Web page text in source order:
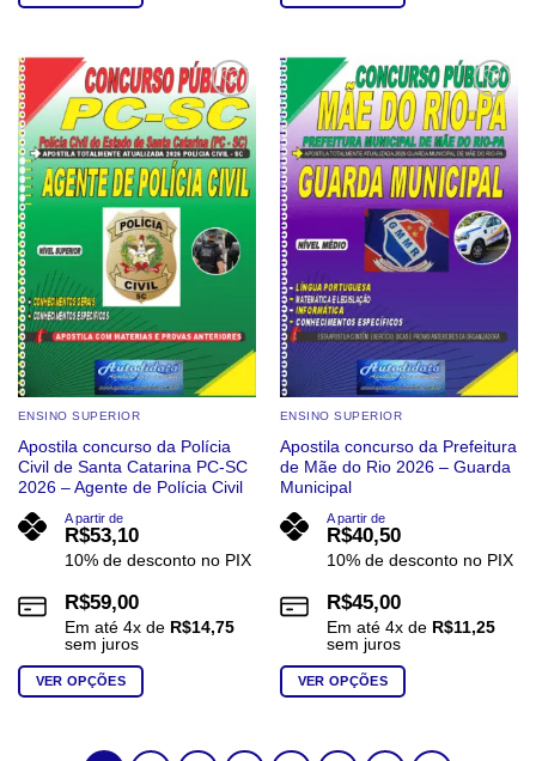
tem
várias
variantes.
As
opções
podem
ser
escolhidas
na
página
do
produto
tem
várias
variantes.
As
opções
podem
ser
escolhidas
na
página
do
produto
Add to
wishlist
ENSINO SUPERIOR
Apostila concurso da Polícia
Civil de Santa Catarina PC-SC
2026 – Agente de Polícia Civil
A partir de
R$53,10
10% de desconto no PIX
R$59,00
Em até 4x de R$14,75
sem juros
VER OPÇÕES
Add to
wishlist
ENSINO SUPERIOR
Apostila concurso da Prefeitura
de Mãe do Rio 2026 – Guarda
Municipal
A partir de
R$40,50
10% de desconto no PIX
R$45,00
Em até 4x de R$11,25
sem juros
VER OPÇÕES